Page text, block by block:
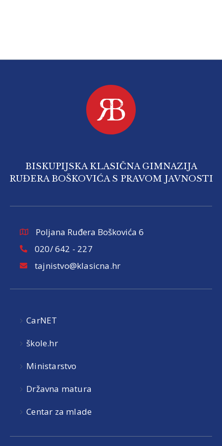
BISKUPIJSKA KLASIČNA GIMNAZIJA
RUĐERA BOŠKOVIĆA S PRAVOM JAVNOSTI
Poljana Ruđera Boškovića 6
020/ 642 - 227
tajnistvo@klasicna.hr
CarNET
škole.hr
Ministarstvo
Državna matura
Centar za mlade